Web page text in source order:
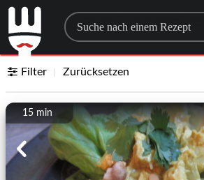
Search for a recipe
Filter Zurücksetzen
15 min